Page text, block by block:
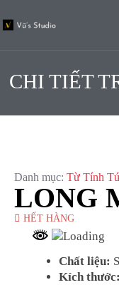
CHI TIẾT
Danh mục: Từ Tính
LONG
HẾT HÀNG
Chất liệu:
Kích thước: